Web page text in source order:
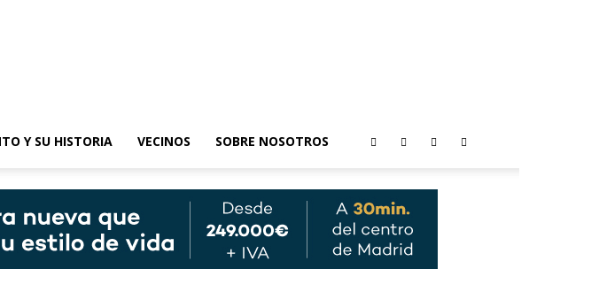
Y SU HISTORIA VECINOS SOBRE NOSOTROS